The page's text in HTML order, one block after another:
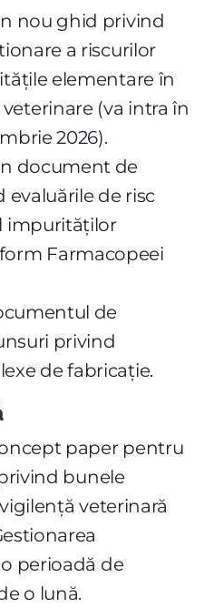
nou ghid privind
a riscurilor
elementare în
(va intra în
2026).
document de
de risc
impurităților
Farmacopeei
de
privind
de fabricație.
paper pentru
bunele
veterinară
perioadă de
o lună.